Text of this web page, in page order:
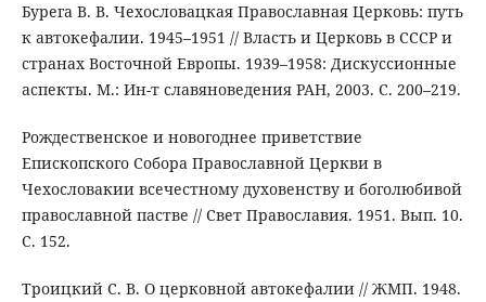
Бурега В. В. Чехословацкая Православная Церковь: путь
к автокефалии. 1945–1951 // Власть и Церковь в СССР и
странах Восточной Европы. 1939–1958: Дискуссионные
аспекты. М.: Ин-т славяноведения РАН, 2003. С. 200–219.
Рождественское и новогоднее приветствие
Епископского Собора Православной Церкви в
Чехословакии всечестному духовенству и боголюбивой
православной пастве // Свет Православия. 1951. Вып. 10.
С. 152.
Троицкий С. В. О церковной автокефалии // ЖМП. 1948.